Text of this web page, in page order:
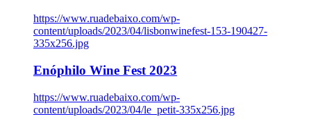
https://www.ruadebaixo.com/wp-
content/uploads/2023/04/lisbonwinefest-153-190427-
335x256.jpg
Enóphilo Wine Fest 2023
https://www.ruadebaixo.com/wp-
content/uploads/2023/04/le_petit-335x256.jpg